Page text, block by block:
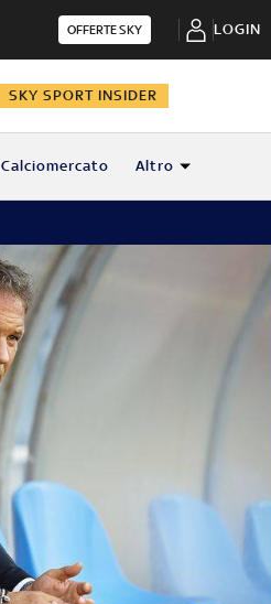
OFFERTE SKY LOGIN
SKY SPORT INSIDER
Calciomercato Altro